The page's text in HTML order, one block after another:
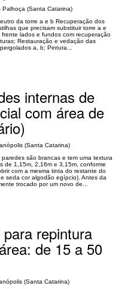
(Santa Catarina)
da torre a e b Recuperação dos
que precisam substituir torre a e
lados e fundos com recuperação
Restauração e vedação das
a, b; Pintura...
internas de
com área de
(Santa Catarina)
são brancas e tem uma textura
de 1,15m, 2,16m e 3,15m, conforme
com a mesma tinta do restante do
seda cor algodão egípcio). Antes da
trocado por um novo de...
repintura
de 15 a 50
(Santa Catarina)